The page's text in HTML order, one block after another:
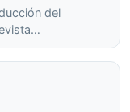
del